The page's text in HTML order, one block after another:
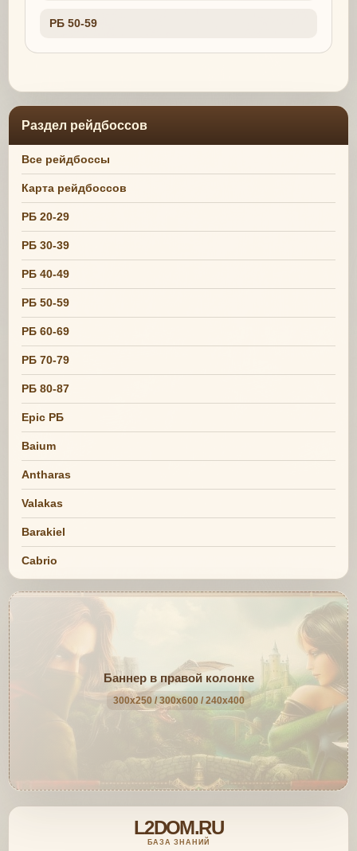
РБ 50-59
Раздел рейдбоссов
Все рейдбоссы
Карта рейдбоссов
РБ 20-29
РБ 30-39
РБ 40-49
РБ 50-59
РБ 60-69
РБ 70-79
РБ 80-87
Epic РБ
Baium
Antharas
Valakas
Barakiel
Cabrio
Баннер в правой колонке
300x250 / 300x600 / 240x400
L2DOM.RU
БАЗА ЗНАНИЙ